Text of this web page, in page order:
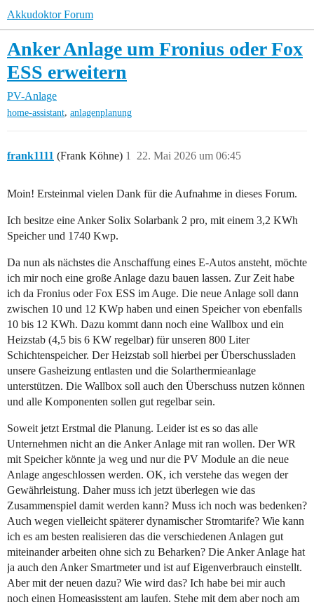
Akkudoktor Forum
Anker Anlage um Fronius oder Fox
ESS erweitern
PV-Anlage
home-assistant, anlagenplanung
frank1111 (Frank Köhne) 22. Mai 2026 um 06:45
1
Moin! Ersteinmal vielen Dank für die Aufnahme in dieses Forum.
Ich besitze eine Anker Solix Solarbank 2 pro, mit einem 3,2 KWh
Speicher und 1740 Kwp.
Da nun als nächstes die Anschaffung eines E-Autos ansteht, möchte
ich mir noch eine große Anlage dazu bauen lassen. Zur Zeit habe
ich da Fronius oder Fox ESS im Auge. Die neue Anlage soll dann
zwischen 10 und 12 KWp haben und einen Speicher von ebenfalls
10 bis 12 KWh. Dazu kommt dann noch eine Wallbox und ein
Heizstab (4,5 bis 6 KW regelbar) für unseren 800 Liter
Schichtenspeicher. Der Heizstab soll hierbei per Überschussladen
unsere Gasheizung entlasten und die Solarthermieanlage
unterstützen. Die Wallbox soll auch den Überschuss nutzen können
und alle Komponenten sollen gut regelbar sein.
Soweit jetzt Erstmal die Planung. Leider ist es so das alle
Unternehmen nicht an die Anker Anlage mit ran wollen. Der WR
mit Speicher könnte ja weg und nur die PV Module an die neue
Anlage angeschlossen werden. OK, ich verstehe das wegen der
Gewährleistung. Daher muss ich jetzt überlegen wie das
Zusammenspiel damit werden kann? Muss ich noch was bedenken?
Auch wegen vielleicht späterer dynamischer Stromtarife? Wie kann
ich es am besten realisieren das die verschiedenen Anlagen gut
miteinander arbeiten ohne sich zu Beharken? Die Anker Anlage hat
ja auch den Anker Smartmeter und ist auf Eigenverbrauch einstellt.
Aber mit der neuen dazu? Wie wird das? Ich habe bei mir auch
noch einen Homeasisstent am laufen. Stehe mit dem aber noch am